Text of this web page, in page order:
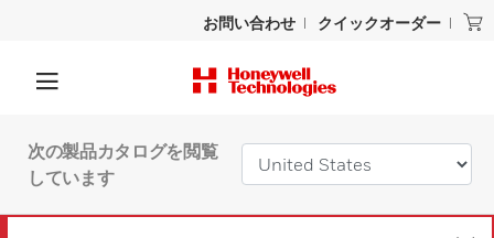
お問い合わせ クイックオーダー
次の製品カタログを閲覧
しています